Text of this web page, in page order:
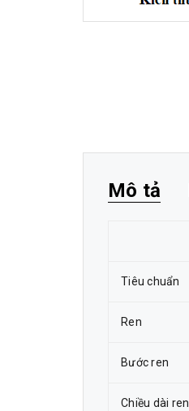
Mô tả
Tiêu chuẩn
Ren
Bước ren
Chiều dài ren